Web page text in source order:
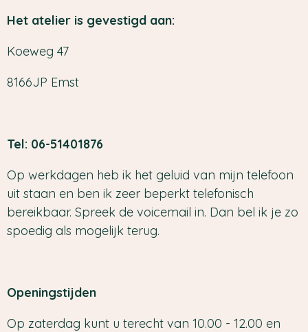
Het atelier is gevestigd aan:
Koeweg 47
8166JP Emst
Tel: 06-51401876
Op werkdagen heb ik het geluid van mijn telefoon
uit staan en ben ik zeer beperkt telefonisch
bereikbaar. Spreek de voicemail in. Dan bel ik je zo
spoedig als mogelijk terug.
Openingstijden
Op zaterdag kunt u terecht van 10.00 - 12.00 en